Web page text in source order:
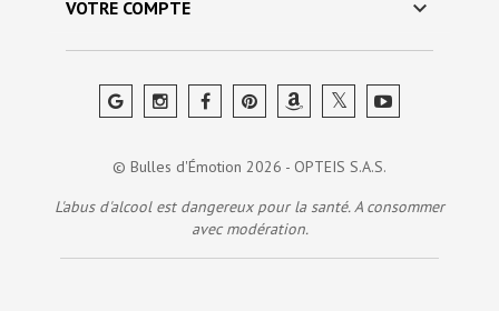
VOTRE COMPTE 
© Bulles d'Émotion 2026 - OPTEIS S.A.S.
L'abus d'alcool est dangereux pour la santé. A consommer
avec modération.